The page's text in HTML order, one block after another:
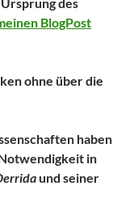
BlogPost
ohne über die
haben
in
und seiner